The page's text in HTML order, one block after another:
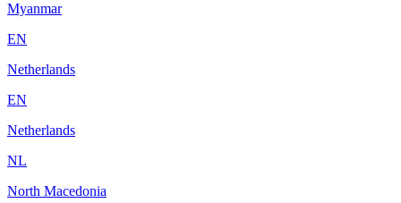
Myanmar
EN
Netherlands
EN
Netherlands
NL
North Macedonia